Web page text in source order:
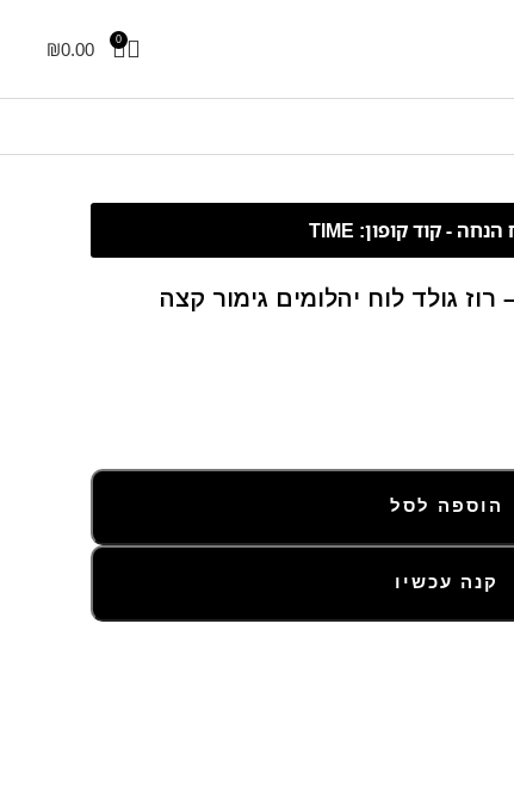
0
₪0.00
הוספה לסל
קנה עכשיו